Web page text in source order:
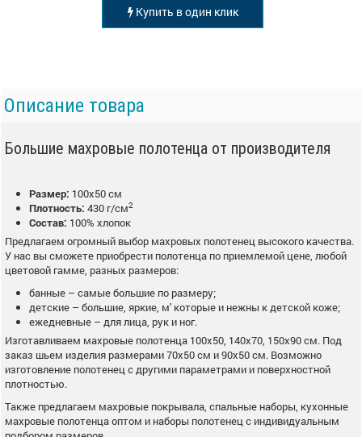
Купить в один клик
Описание товара
Большие махровые полотенца от производителя
Размер: 100х50 см
Плотность: 430 г/см2
Состав: 100% хлопок
Предлагаем огромный выбор махровых полотенец высокого качества.
У нас вы сможете приобрести полотенца по приемлемой цене, любой
цветовой гамме, разных размеров:
банные – самые большие по размеру;
детские – большие, яркие, м' которые и нежны к детской коже;
ежедневные – для лица, рук и ног.
Изготавливаем махровые полотенца 100х50, 140х70, 150х90 см. Под
заказ шьем изделия размерами 70х50 см и 90х50 см. Возможно
изготовление полотенец с другими параметрами и поверхностной
плотностью.
Также предлагаем махровые покрывала, спальные наборы, кухонные
махровые полотенца оптом и наборы полотенец с индивидуальным